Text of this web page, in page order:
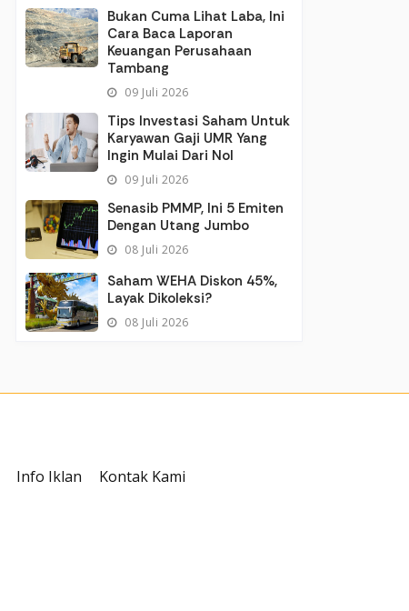
Bukan Cuma Lihat Laba, Ini
Cara Baca Laporan
Keuangan Perusahaan
Tambang
09 Juli 2026
Tips Investasi Saham Untuk
Karyawan Gaji UMR Yang
Ingin Mulai Dari Nol
09 Juli 2026
Senasib PMMP, Ini 5 Emiten
Dengan Utang Jumbo
08 Juli 2026
Saham WEHA Diskon 45%,
Layak Dikoleksi?
08 Juli 2026
Info Iklan Kontak Kami